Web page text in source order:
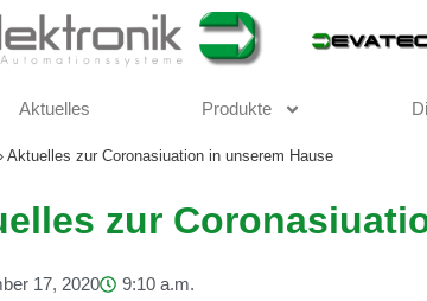
Aktuelles Produkte
Aktuelles zur Coronasiuation in unserem Hause
zur
17, 2020
9:10 a.m.